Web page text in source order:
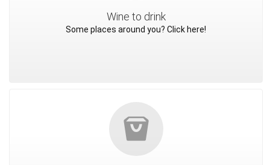
Wine to drink
Some places around you? Click here!